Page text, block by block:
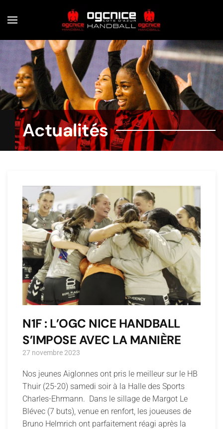
Skip to main content
Actualités
N1F : L’OGC NICE HANDBALL
S’IMPOSE AVEC LA MANIÈRE
27 novembre 2023
Nos jeunes Aiglonnes ont pris le meilleur sur le HB
Thuir (25-20) samedi soir à la Halle des Sports
Charles-Ehrmann. Dans le sillage de Margot Le
Blévec (7 buts), venue en renfort, les joueuses de
Bruno Helmrich ont parfaitement réagi après la